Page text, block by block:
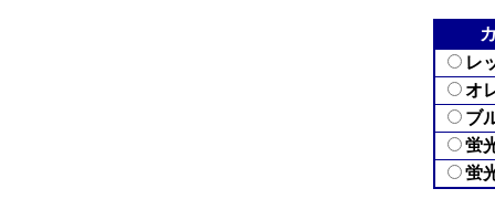
レ
オ
ブ
蛍
蛍